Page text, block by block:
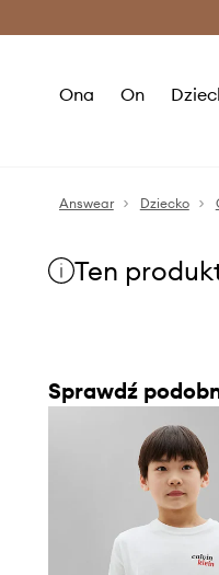
Ona On
Answear Dziecko
Ten
Sprawdź